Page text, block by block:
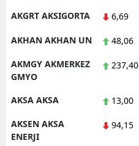
AKGRT AKSIGORTA 6,69
AKHAN AKHAN UN 48,06
AKMGY AKMERKEZ
GMYO
237,40
AKSA AKSA 13,00
AKSEN AKSA
ENERJI
94,15